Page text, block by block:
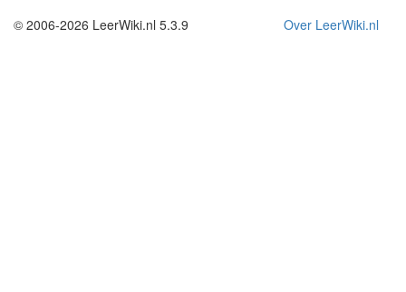
Over LeerWiki.nl
© 2006-2026 LeerWiki.nl 5.3.9